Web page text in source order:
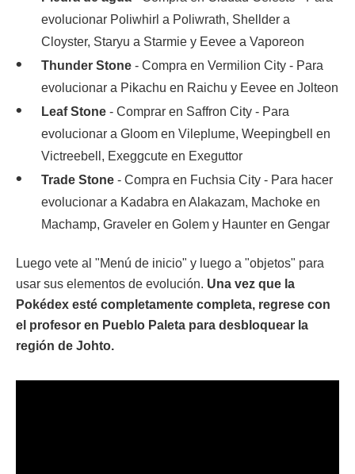
evolucionar Poliwhirl a Poliwrath, Shellder a
Cloyster, Staryu a Starmie y Eevee a Vaporeon
Thunder Stone - Compra en Vermilion City - Para
evolucionar a Pikachu en Raichu y Eevee en Jolteon
Leaf Stone - Comprar en Saffron City - Para
evolucionar a Gloom en Vileplume, Weepingbell en
Victreebell, Exeggcute en Exeguttor
Trade Stone - Compra en Fuchsia City - Para hacer
evolucionar a Kadabra en Alakazam, Machoke en
Machamp, Graveler en Golem y Haunter en Gengar
Luego vete al "Menú de inicio" y luego a "objetos" para
usar sus elementos de evolución. Una vez que la
Pokédex esté completamente completa, regrese con
el profesor en Pueblo Paleta para desbloquear la
región de Johto.